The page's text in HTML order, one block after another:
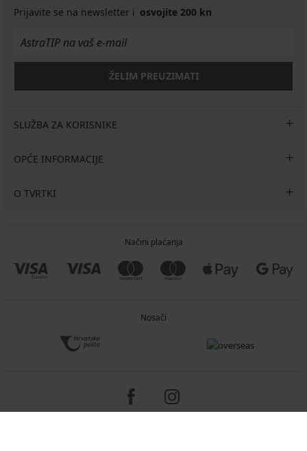
Prijavite se na newsletter i osvojite 200 kn
ŽELIM PREUZIMATI
SLUŽBA ZA KORISNIKE
OPĆE INFORMACIJE
O TVRTKI
Načini plaćanja
Nosači